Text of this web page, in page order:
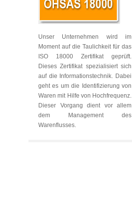
Unser Unternehmen wird im
Moment auf die Taulichkeit für das
ISO 18000 Zertifikat geprüft.
Dieses Zertifikat spezialisiert sich
auf die Informationstechnik. Dabei
geht es um die Identifizierung von
Waren mit Hilfe von Hochfrequenz.
Dieser Vorgang dient vor allem
dem Management des
Warenflusses.